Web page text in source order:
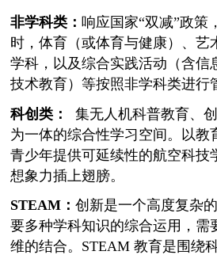
非学科类：响应国家“双减”政策
时，体育（或体育与健康）、艺
学科，以及综合实践活动（含信
技术教育）等按照非学科类进行
科创类：
集无人机科普教育、
为一体的综合性学习空间。以教
青少年提供可延续性的航空科技
想象力插上翅膀。
STEAM：创新是一个高度复杂
要多种学科知识的综合运用，需
维的结合。STEAM 教育是围绕